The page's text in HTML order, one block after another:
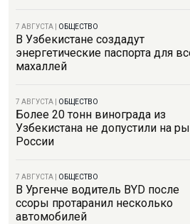
7 АВГУСТА ОБЩЕСТВО
В Узбекистане создадут
энергетические паспорта для
махаллей
7 АВГУСТА ОБЩЕСТВО
Более 20 тонн винограда из
Узбекистана не допустили на
России
7 АВГУСТА ОБЩЕСТВО
В Ургенче водитель BYD после
ссоры протаранил несколько
автомобилей